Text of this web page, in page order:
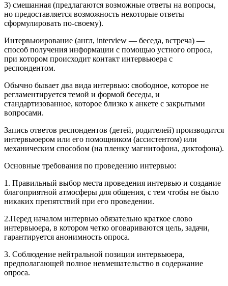
3) смешанная (предлагаются возможные ответы на вопросы,
но предоставляется возможность некоторые ответы
сформулировать по-своему).
Интервьюирование (англ, interview — беседа, встреча) —
способ получения информации с помощью устного опроса,
при котором происходит контакт интервьюера с
респондентом.
Обычно бывает два вида интервью: свободное, которое не
регламентируется темой и формой беседы, и
стандартизованное, которое близко к анкете с закрытыми
вопросами.
Запись ответов респондентов (детей, родителей) производится
интервьюером или его помощником (ассистентом) или
механическим способом (на пленку магнитофона, диктофона).
Основные требования по проведению интервью:
1. Правильный выбор места проведения интервью и создание
благоприятной атмосферы для общения, с тем чтобы не было
никаких препятствий при его проведении.
2.Перед началом интервью обязательно краткое слово
интервьюера, в котором четко оговариваются цель, задачи,
гарантируется анонимность опроса.
3. Соблюдение нейтральной позиции интервьюера,
предполагающей полное невмешательство в содержание
опроса.